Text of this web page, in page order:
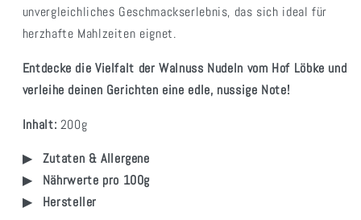
unvergleichliches Geschmackserlebnis, das sich ideal für
herzhafte Mahlzeiten eignet.
Entdecke die Vielfalt der Walnuss Nudeln vom Hof Löbke und
verleihe deinen Gerichten eine edle, nussige Note!
Inhalt: 200g
Zutaten & Allergene
Nährwerte pro 100g
Hersteller